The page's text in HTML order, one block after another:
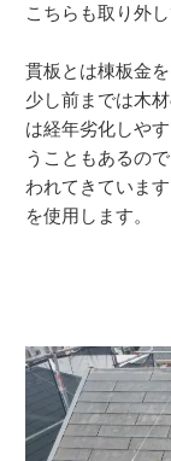
こちらも取り外し
貫板とは棟板金
少し前までは木
は経年劣化しや
うこともあるの
われてきていま
を使用します。